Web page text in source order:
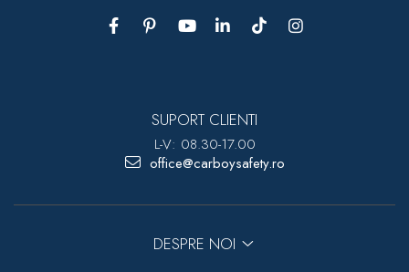
SUPORT CLIENTI
L-V: 08.30-17.00
office@carboysafety.ro
DESPRE NOI